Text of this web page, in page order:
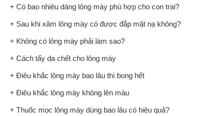
+ Có bao nhiêu dáng lông mày phù hợp cho con trai?
+ Sau khi xăm lông mày có được đắp mặt nạ không?
+ Không có lông mày phải làm sao?
+ Cách tẩy da chết cho lông mày
+ Điêu khắc lông mày bao lâu thì bong hết
+ Điêu khắc lông mày không lên màu
+ Thuốc mọc lông mày dùng bao lâu có hiệu quả?